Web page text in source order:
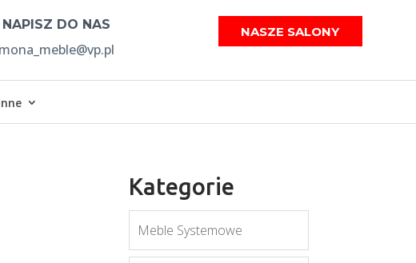
NAPISZ DO NAS
mona_meble@vp.pl
NASZE SALONY
Kategorie
Meble Systemowe